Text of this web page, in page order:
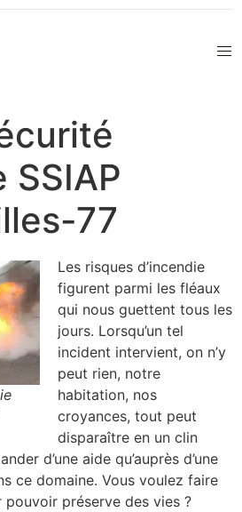
SSIAP
77
Les risques d’incendie
figurent parmi les fléaux
qui nous guettent tous les
jours. Lorsqu’un tel
incident intervient, on n’y
peut rien, notre
habitation, nos
croyances, tout peut
disparaître en un clin
d’une aide qu’auprès d’une
ce domaine. Vous voulez faire
préserve des vies ?